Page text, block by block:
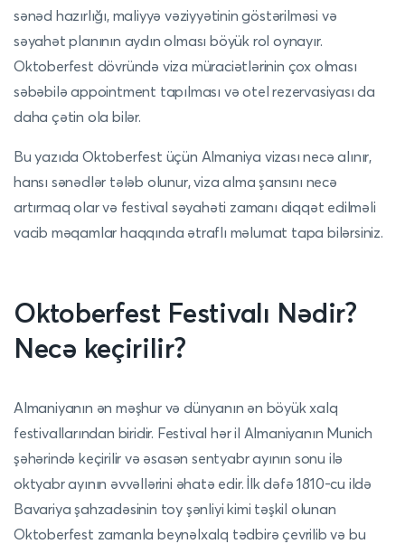
sənəd hazırlığı, maliyyə vəziyyətinin göstərilməsi və
səyahət planının aydın olması böyük rol oynayır.
Oktoberfest dövründə viza müraciətlərinin çox olması
səbəbilə appointment tapılması və otel rezervasiyası da
daha çətin ola bilər.
Bu yazıda Oktoberfest üçün Almaniya vizası necə alınır,
hansı sənədlər tələb olunur, viza alma şansını necə
artırmaq olar və festival səyahəti zamanı diqqət edilməli
vacib məqamlar haqqında ətraflı məlumat tapa bilərsiniz.
Oktoberfest Festivalı Nədir?
Necə keçirilir?
Almaniyanın ən məşhur və dünyanın ən böyük xalq
festivallarından biridir. Festival hər il Almaniyanın Munich
şəhərində keçirilir və əsasən sentyabr ayının sonu ilə
oktyabr ayının əvvəllərini əhatə edir. İlk dəfə 1810-cu ildə
Bavariya şahzadəsinin toy şənliyi kimi təşkil olunan
Oktoberfest zamanla beynəlxalq tədbirə çevrilib və bu